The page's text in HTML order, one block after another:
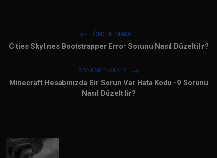
ÖNCEKI MAKALE
Cities Skylines Bootstrapper Error Sorunu Nasıl Düzeltilir?
SONRAKI MAKALE
Minecraft Hesabınızda Bir Sorun Var Hata Kodu -9 Sorunu
Nasıl Düzeltilir?